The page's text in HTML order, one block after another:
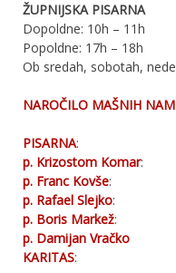
ŽUPNIJSKA PISARNA
Dopoldne: 10h – 11h
Popoldne: 17h – 18h
Ob sredah, sobotah,
NAROČILO MAŠNIH
PISARNA:
p. Krizostom Komar:
p. Franc Kovše:
p. Rafael Slejko:
p. Boris Markež:
p. Damijan Vračko
KARITAS: